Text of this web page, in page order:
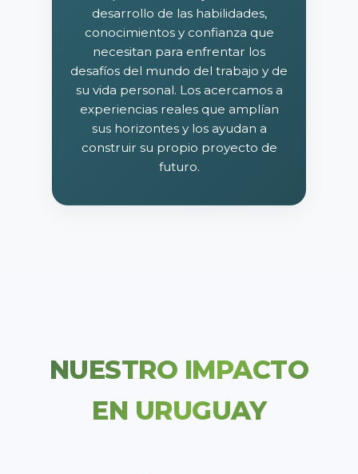
desarrollo de las habilidades,
conocimientos y confianza que
necesitan para enfrentar los
desafíos del mundo del trabajo y de
su vida personal. Los acercamos a
experiencias reales que amplían
sus horizontes y los ayudan a
construir su propio proyecto de
futuro.
NUESTRO IMPACTO
EN URUGUAY